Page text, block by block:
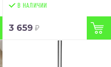
В НАЛИЧИИ
3 659